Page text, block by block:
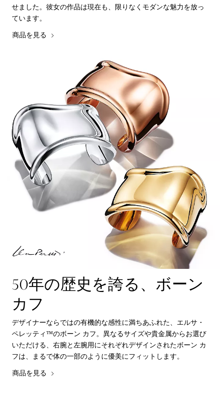
せました。彼女の作品は現在も、限りなくモダンな魅力を放っ
ています。
商品を見る
50年の歴史を誇る、ボーン
カフ
デザイナーならではの有機的な感性に満ちあふれた、エルサ・
ペレッティ™のボーン カフ。異なるサイズや貴金属からお選び
いただける、右腕と左腕用にそれぞれデザインされたボーン カ
フは、まるで体の一部のように優美にフィットします。
商品を見る